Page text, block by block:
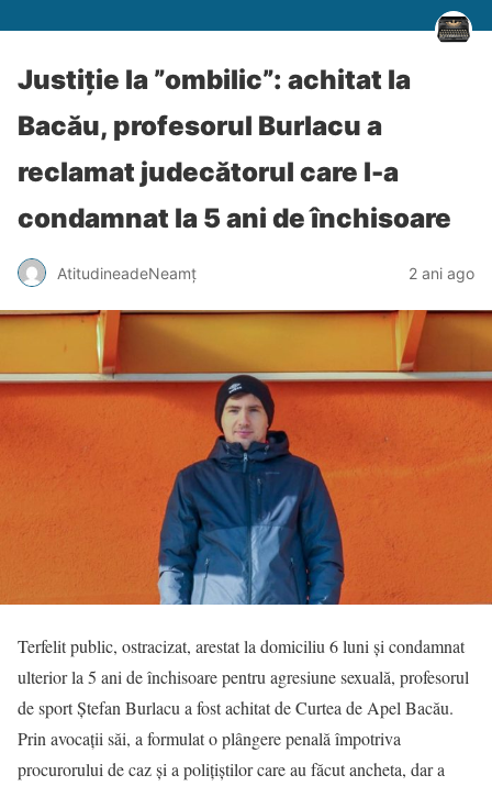
Justiție la ”ombilic”: achitat la
Bacău, profesorul Burlacu a
reclamat judecătorul care l-a
condamnat la 5 ani de închisoare
AtitudineadeNeamț 2 ani ago
Terfelit public, ostracizat, arestat la domiciliu 6 luni și condamnat
ulterior la 5 ani de închisoare pentru agresiune sexuală, profesorul
de sport Ștefan Burlacu a fost achitat de Curtea de Apel Bacău.
Prin avocații săi, a formulat o plângere penală împotriva
procurorului de caz și a polițiștilor care au făcut ancheta, dar a